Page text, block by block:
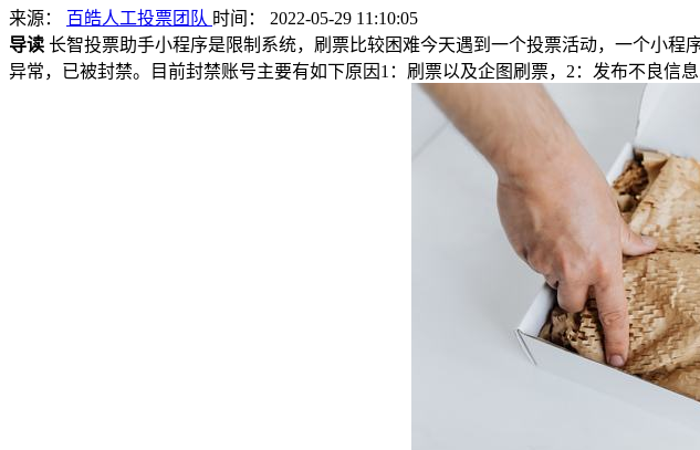
来源： 百皓人工投票团队 时间： 2022-05-29 11:10:05
导读 长智投票助手小程序是限制系统，刷票比较困难今天遇到一个投票活动，一个小
异常，已被封禁。目前封禁账号主要有如下原因1：刷票以及企图刷票，2：发布不良信息